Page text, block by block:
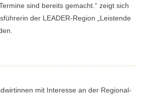
sind bereits gemacht.“ zeigt sich
der LEADER-Region „Leistende
mit Interesse an der Regional-